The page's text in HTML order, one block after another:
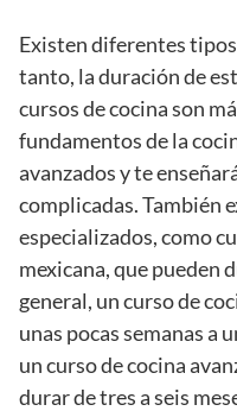
Existen diferentes
tanto, la duración de
cursos de cocina son
fundamentos de la
avanzados y te
complicadas. También
especializados, como
mexicana, que pueden
general, un curso de
unas pocas semanas a
un curso de cocina
durar de tres a seis